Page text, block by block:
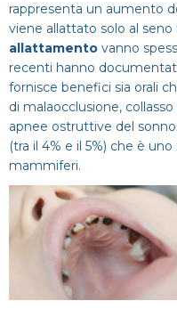
rappresenta un aumento
viene allattato solo al seno
allattamento vanno
recenti hanno
fornisce benefici sia orali
di malaocclusione,
apnee ostruttive del
(tra il 4% e il 5%) che è
mammiferi.